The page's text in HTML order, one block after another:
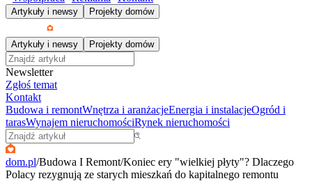
Artykuły i newsy Projekty domów
Artykuły i newsy Projekty domów
Newsletter
Zgłoś temat
Kontakt
Budowa i remontWnętrza i aranżacjeEnergia i instalacjeOgród i
tarasWynajem nieruchomościRynek nieruchomości
dom.pl/Budowa I Remont/Koniec ery "wielkiej płyty"? Dlaczego
Polacy rezygnują ze starych mieszkań do kapitalnego remontu